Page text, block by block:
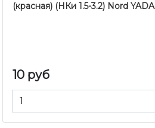
(красная) (НКи 1.5-3.2) Nord
10 руб